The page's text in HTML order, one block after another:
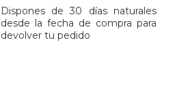
Dispones de 30 días naturales
desde la fecha de compra para
devolver tu pedido